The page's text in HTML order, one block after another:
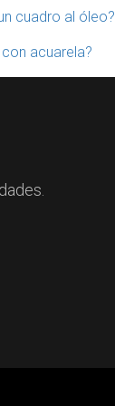
cuadro al óleo?
acuarela?